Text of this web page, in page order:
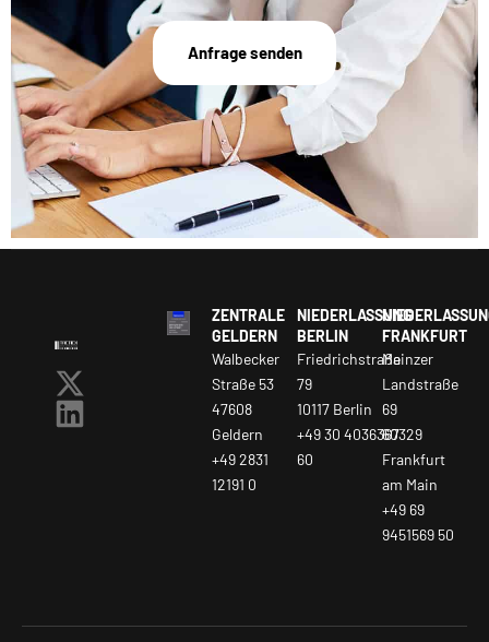
Anfrage senden
ZENTRALE
GELDERN
Walbecker
Straße 53
47608
Geldern
+49 2831
12191 0
NIEDERLASSUNG
BERLIN
Friedrichstraße
79
10117 Berlin
+49 30 4036367
60
FRANKFURT
Mainzer
Landstraße
69
60329
Frankfurt
am Main
+49 69
9451569 50